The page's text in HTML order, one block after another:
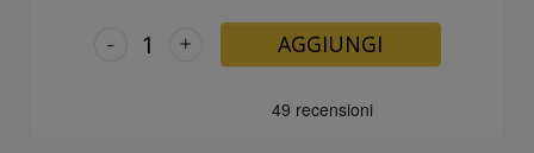
+
- AGGIUNGI